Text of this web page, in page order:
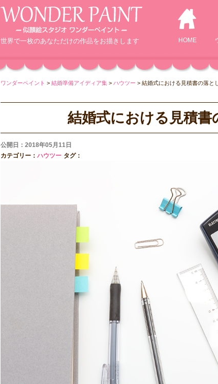
世界で一枚のあなただけの作品をお描きします HOME
ワンダーペイント > 結婚準備アイディア集 > ハウツー > 結婚式における見積書の落と
結婚式における見積書
公開日：2018年05月11日
カテゴリー： ハウツー タグ：